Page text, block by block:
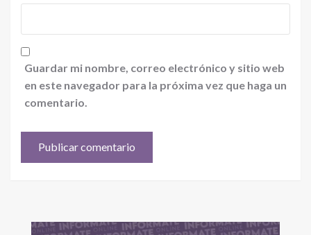
Guardar mi nombre, correo electrónico y sitio web
en este navegador para la próxima vez que haga un
comentario.